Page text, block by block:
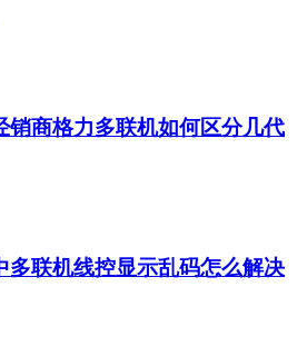
销商格力多联机如何区分几代
多联机线控显示乱码怎么解决